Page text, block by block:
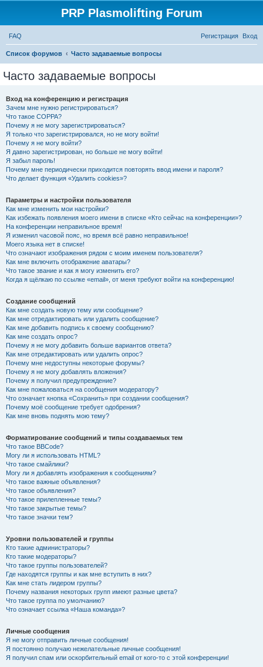
PRP Plasmolifting Forum
FAQ Вход
Регистрация
Список форумов Часто задаваемые вопросы
Часто задаваемые вопросы
Вход на конференцию и регистрация
Зачем мне нужно регистрироваться?
Что такое COPPA?
Почему я не могу зарегистрироваться?
Я только что зарегистрировался, но не могу войти!
Почему я не могу войти?
Я давно зарегистрирован, но больше не могу войти!
Я забыл пароль!
Почему мне периодически приходится повторять ввод имени и пароля?
Что делает функция «Удалить cookies»?
Параметры и настройки пользователя
Как мне изменить мои настройки?
Как избежать появления моего имени в списке «Кто сейчас на конференции»?
На конференции неправильное время!
Я изменил часовой пояс, но время всё равно неправильное!
Моего языка нет в списке!
Что означают изображения рядом с моим именем пользователя?
Как мне включить отображение аватары?
Что такое звание и как я могу изменить его?
Когда я щёлкаю по ссылке «email», от меня требуют войти на конференцию!
Создание сообщений
Как мне создать новую тему или сообщение?
Как мне отредактировать или удалить сообщение?
Как мне добавить подпись к своему сообщению?
Как мне создать опрос?
Почему я не могу добавить больше вариантов ответа?
Как мне отредактировать или удалить опрос?
Почему мне недоступны некоторые форумы?
Почему я не могу добавлять вложения?
Почему я получил предупреждение?
Как мне пожаловаться на сообщения модератору?
Что означает кнопка «Сохранить» при создании сообщения?
Почему моё сообщение требует одобрения?
Как мне вновь поднять мою тему?
Форматирование сообщений и типы создаваемых тем
Что такое BBCode?
Могу ли я использовать HTML?
Что такое смайлики?
Могу ли я добавлять изображения к сообщениям?
Что такое важные объявления?
Что такое объявления?
Что такое прилепленные темы?
Что такое закрытые темы?
Что такое значки тем?
Уровни пользователей и группы
Кто такие администраторы?
Кто такие модераторы?
Что такое группы пользователей?
Где находятся группы и как мне вступить в них?
Как мне стать лидером группы?
Почему названия некоторых групп имеют разные цвета?
Что такое группа по умолчанию?
Что означает ссылка «Наша команда»?
Личные сообщения
Я не могу отправить личные сообщения!
Я постоянно получаю нежелательные личные сообщения!
Я получил спам или оскорбительный email от кого-то с этой конференции!